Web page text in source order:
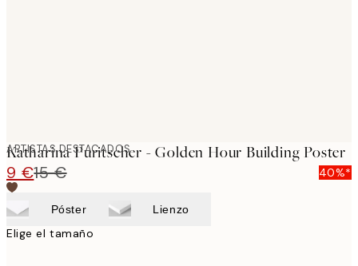
ARTISTAS DESTACADOS
Katharina Puritscher - Golden Hour Building Poster
9 €15 € 40%*
Póster Lienzo
Elige el tamaño